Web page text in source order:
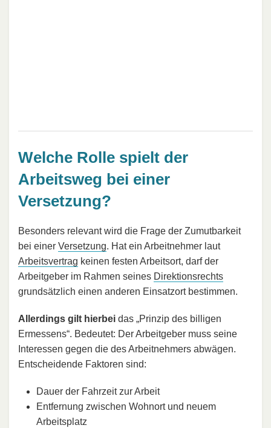
Welche Rolle spielt der
Arbeitsweg bei einer
Versetzung?
Besonders relevant wird die Frage der Zumutbarkeit
bei einer Versetzung. Hat ein Arbeitnehmer laut
Arbeitsvertrag keinen festen Arbeitsort, darf der
Arbeitgeber im Rahmen seines Direktionsrechts
grundsätzlich einen anderen Einsatzort bestimmen.
Allerdings gilt hierbei das „Prinzip des billigen
Ermessens“. Bedeutet: Der Arbeitgeber muss seine
Interessen gegen die des Arbeitnehmers abwägen.
Entscheidende Faktoren sind:
Dauer der Fahrzeit zur Arbeit
Entfernung zwischen Wohnort und neuem
Arbeitsplatz